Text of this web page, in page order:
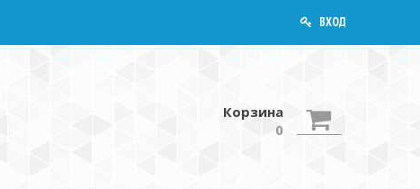
ВХОД
Корзина
0